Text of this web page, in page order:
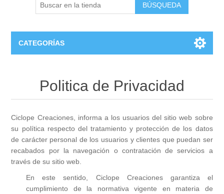
BÚSQUEDA
CATEGORÍAS
Ropa
Vinilos para tod@s
Llaveros
Fundas
Eventos
Para los Novios
Copas para Brindis
Regalos para Invitados
Grabado
Copas de Vino
Copas de cava
Chiquicosas
Complementos Bebés
Hogar
Politica de Privacidad
Ciclope Creaciones, informa a los usuarios del sitio web sobre
su política respecto del tratamiento y protección de los datos
de carácter personal de los usuarios y clientes que puedan ser
recabados por la navegación o contratación de servicios a
través de su sitio web.
En este sentido, Ciclope Creaciones garantiza el
cumplimiento de la normativa vigente en materia de